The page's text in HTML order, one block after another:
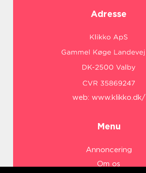
Adresse
web: www.klikko.dk/
Menu
Annoncering
Om os